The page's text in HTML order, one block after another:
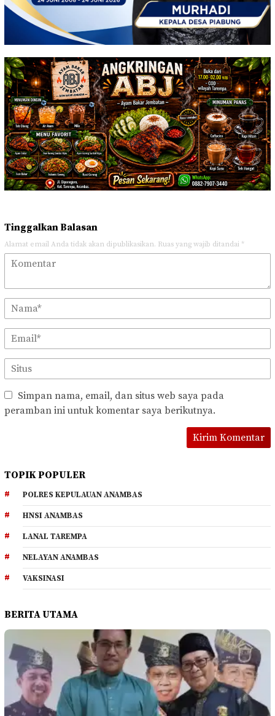
Tinggalkan Balasan
Alamat email Anda tidak akan dipublikasikan. Ruas yang wajib ditandai *
Simpan nama, email, dan situs web saya pada
peramban ini untuk komentar saya berikutnya.
TOPIK POPULER
POLRES KEPULAUAN ANAMBAS
HNSI ANAMBAS
LANAL TAREMPA
NELAYAN ANAMBAS
VAKSINASI
BERITA UTAMA